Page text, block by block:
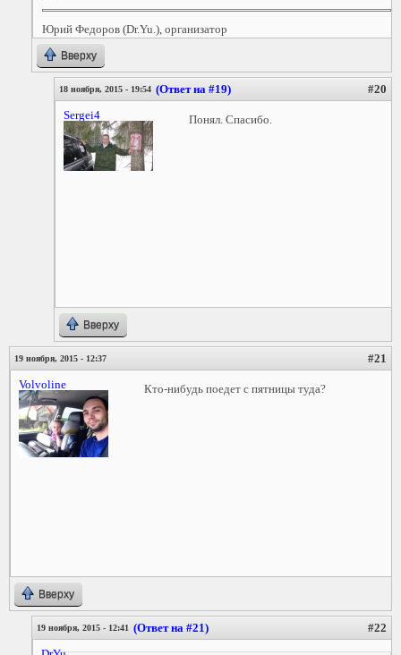
Юрий Федоров (Dr.Yu.), организатор
Вверху
18 ноября, 2015 - 19:54 (Ответ на #19) #20
Sergei4 Понял. Спасибо.
Вверху
19 ноября, 2015 - 12:37 #21
Volvoline Кто-нибудь поедет с пятницы туда?
Вверху
19 ноября, 2015 - 12:41 (Ответ на #21) #22